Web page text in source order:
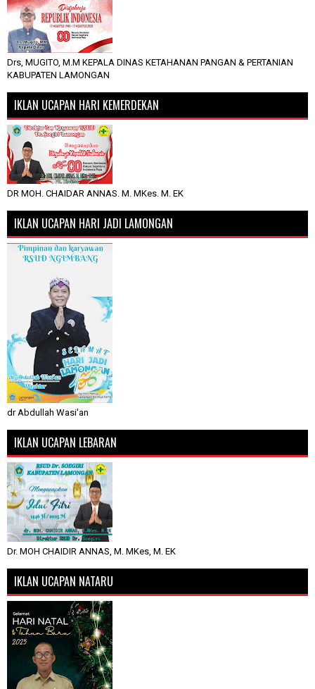
Drs, MUGITO, M.M KEPALA DINAS KETAHANAN PANGAN & PERTANIAN
KABUPATEN LAMONGAN
IKLAN UCAPAN HARI KEMERDEKAN
DR MOH. CHAIDAR ANNAS. M. MKes. M. EK
IKLAN UCAPAN HARI JADI LAMONGAN
dr Abdullah Wasi'an
IKLAN UCAPAN LEBARAN
Dr. MOH CHAIDIR ANNAS, M. MKes, M. EK
IKLAN UCAPAN NATARU